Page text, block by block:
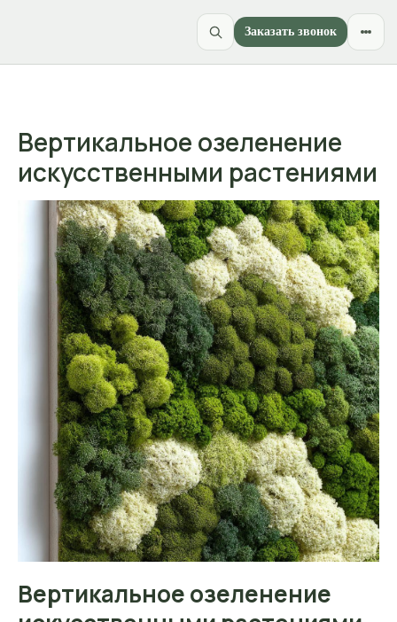
Заказать звонок
Вертикальное озеленение
искусственными растениями
Вертикальное озеленение